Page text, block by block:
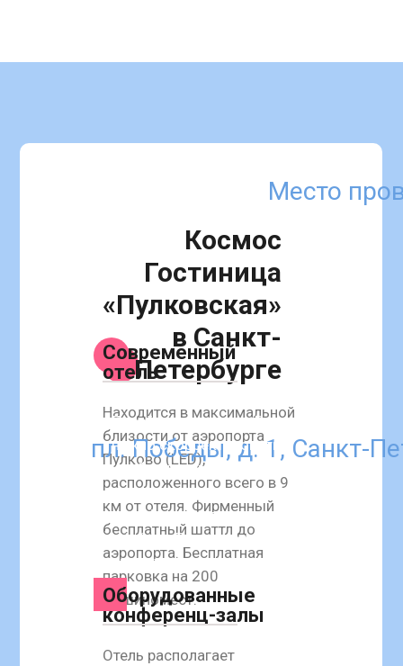
Космос
Гостиница
«Пулковская»
в Санкт-
Петербурге
Находится в максимальной
близости от аэропорта
Пулково (LED),
расположенного всего в 9
км от отеля. Фирменный
бесплатный шаттл до
аэропорта. Бесплатная
парковка на 200
машиномест.
Отель располагает
Современный
отель
Оборудованные
конференц-залы
Место
пл. Победы, д. 1, Санкт-
Перейдя по ссылке, Вам
нужно скорректировать
необходимые даты
проживания, количество
гостей и нажать кнопку
«Найти». Промокод на
скидку уже применен.